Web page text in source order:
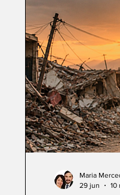
Maria
29 jun
10